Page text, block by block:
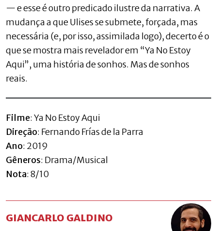
— e esse é outro predicado ilustre da narrativa. A
mudança a que Ulises se submete, forçada, mas
necessária (e, por isso, assimilada logo), decerto é o
que se mostra mais revelador em “Ya No Estoy
Aqui”, uma história de sonhos. Mas de sonhos
reais.
Filme: Ya No Estoy Aqui
Direção: Fernando Frías de la Parra
Ano: 2019
Gêneros: Drama/Musical
Nota: 8/10
GIANCARLO GALDINO